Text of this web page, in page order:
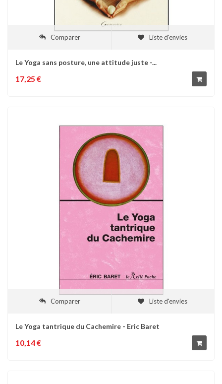
Comparer Liste d'envies
Le Yoga sans posture, une attitude juste -...
17,25 €
Comparer Liste d'envies
Le Yoga tantrique du Cachemire - Eric Baret
10,14 €